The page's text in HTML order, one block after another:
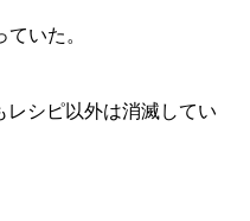
いた。
レシピ以外は消滅してい